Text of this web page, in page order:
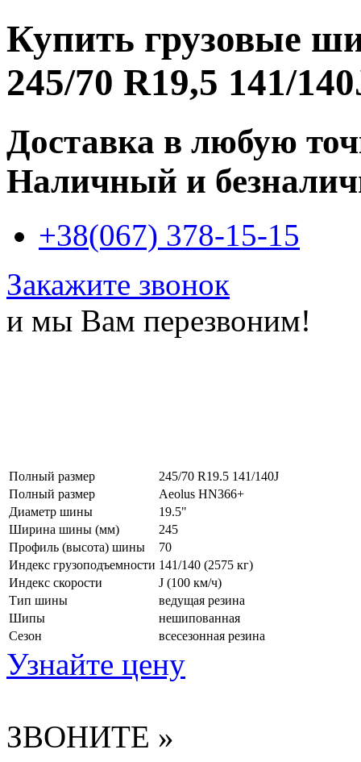
Купить грузовые
245/70 R19,5 141/
Доставка в любую
Наличный и
+38(067) 378-15-15
Закажите звонок
и мы Вам перезвоним!
Полный размер
245/70 R19.5 141/140J
Полный размер
Aeolus HN366+
Диаметр шины
19.5"
Ширина шины (мм)
245
Профиль (высота) шины
70
Индекс грузоподъемности 141/140 (2575 кг)
Индекс скорости
J (100 км/ч)
Тип шины
ведущая резина
Шипы
нешипованная
Сезон
всесезонная резина
Узнайте цену
ЗВОНИТЕ »